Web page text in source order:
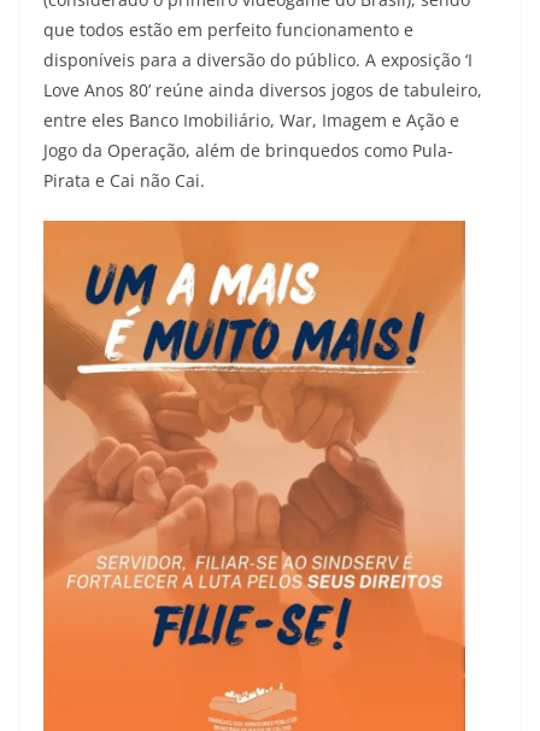
que todos estão em perfeito funcionamento e
disponíveis para a diversão do público. A exposição ‘I
Love Anos 80’ reúne ainda diversos jogos de tabuleiro,
entre eles Banco Imobiliário, War, Imagem e Ação e
Jogo da Operação, além de brinquedos como Pula-
Pirata e Cai não Cai.